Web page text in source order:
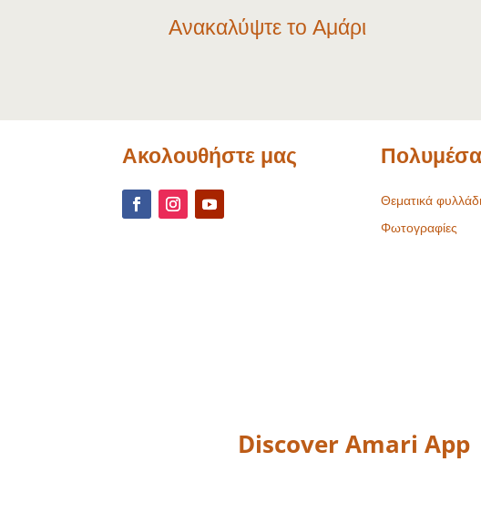
Ανακαλύψτε το Αμάρι
Ακολουθήστε μας Πολυμέσα
Θεματικά
Φωτογραφίες
Discover Amari App